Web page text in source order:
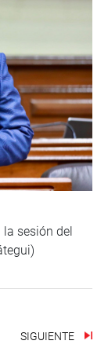
la sesión del
SIGUIENTE